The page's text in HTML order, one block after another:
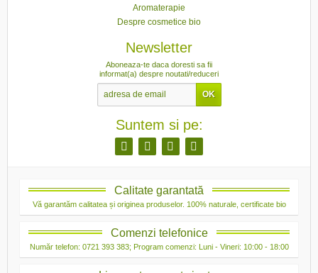
Aromaterapie
Despre cosmetice bio
Newsletter
Aboneaza-te daca doresti sa fii
informat(a) despre noutati/reduceri
Suntem si pe:
Calitate garantată
Vă garantăm calitatea și originea produselor. 100% naturale, certificate bio
Comenzi telefonice
Număr telefon: 0721 393 383; Program comenzi: Luni - Vineri: 10:00 - 18:00